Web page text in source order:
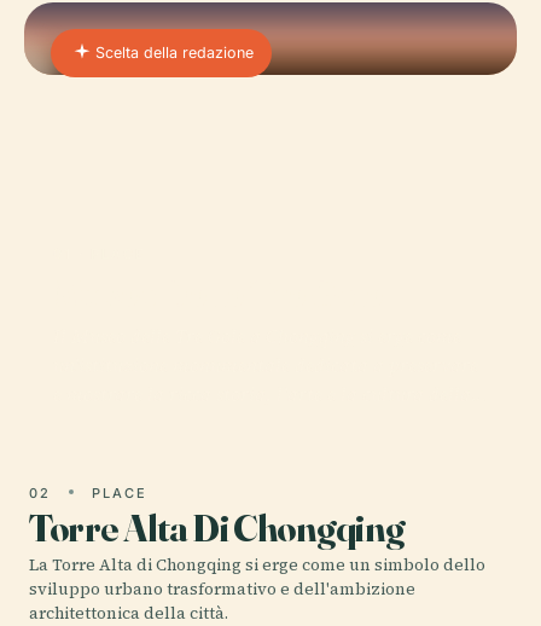
Scelta della redazione
02 PLACE
Torre Alta Di Chongqing
La Torre Alta di Chongqing si erge come un simbolo dello
sviluppo urbano trasformativo e dell'ambizione
architettonica della città.